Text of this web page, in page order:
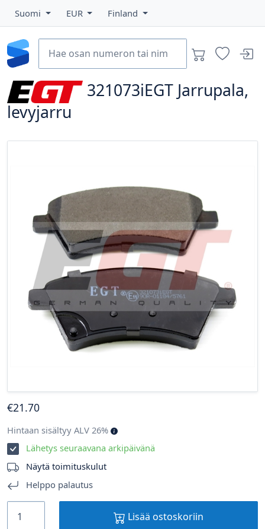
Suomi EUR Finland
321073iEGT Jarrupala,
levyjarru
€21.70
Hintaan sisältyy ALV 26%
Lähetys seuraavana arkipäivänä
Näytä toimituskulut
Helppo palautus
Lisää ostoskoriin